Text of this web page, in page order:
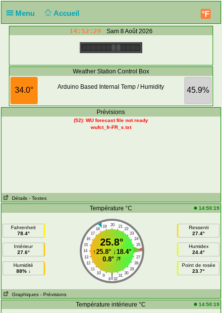
Menu Accueil °F
14:52:29 Sam 8 Août 2026
Weather Station Control Box
34.0° 45.9%
Arduino Based Internal Temp / Humidity
Prévisions
(52): WU forecast file not ready
wufct_fr-FR_s.txt
Détails - Textes
Température °C 14:50:19
Fahrenheit
78.4°
Intérieur
27.6°
Humidité
88% ↓
20
19 21
18
22
17
23
16
24
15
25
14
26
13
27
12
28
11
29
10
30
9 31
|
8 32
25.8°
↑25.8°↓18.4°
0.8°
Ressenti
27.4°
Humidex
24.4°
Point de rosée
23.7°
Graphiques - Prévisions
Température intérieure °C 14:50:19